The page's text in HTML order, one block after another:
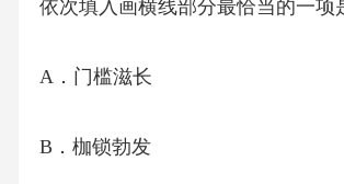
依次填入画横线部分最恰当的一项
A．门槛滋长
B．枷锁勃发